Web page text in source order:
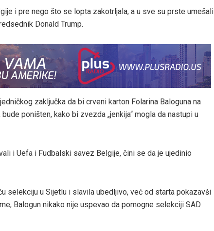
i pre nego što se lopta zakotrljala, a u sve su prste umešali
Donald Trump.
zaključka da bi crveni karton Folarina Baloguna na
poništen, kako bi zvezda „jenkija“ mogla da nastupi u
i Uefa i Fudbalski savez Belgije, čini se da je ujedinio
selekciju u Sijetlu i slavila ubedljivo, već od starta pokazavši
Balogun nikako nije uspevao da pomogne selekciji SAD